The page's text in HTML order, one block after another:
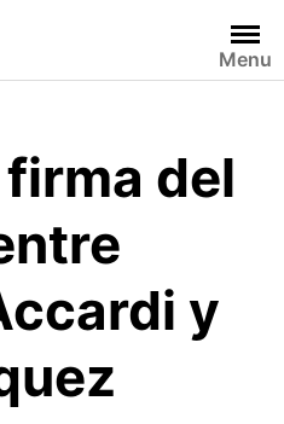
Menu
del
y